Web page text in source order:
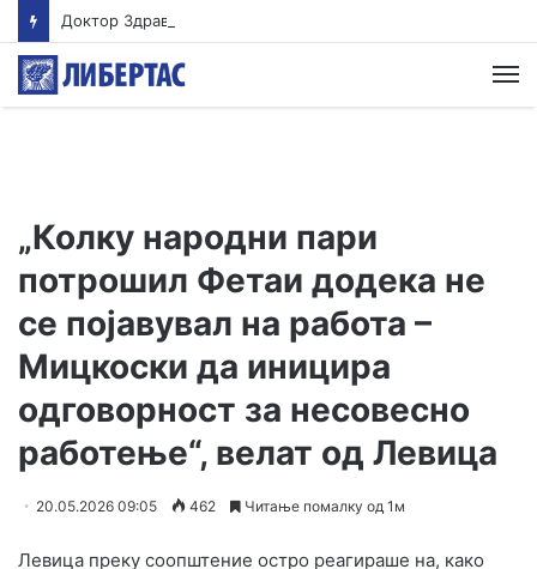
„Колку народни пари
потрошил Фетаи додека не
се појавувал на работа –
Мицкоски да иницира
одговорност за несовесно
работење“, велат од Левица
20.05.2026 09:05 462 Читање помалку од 1м
Левица преку соопштение остро реагираше на, како